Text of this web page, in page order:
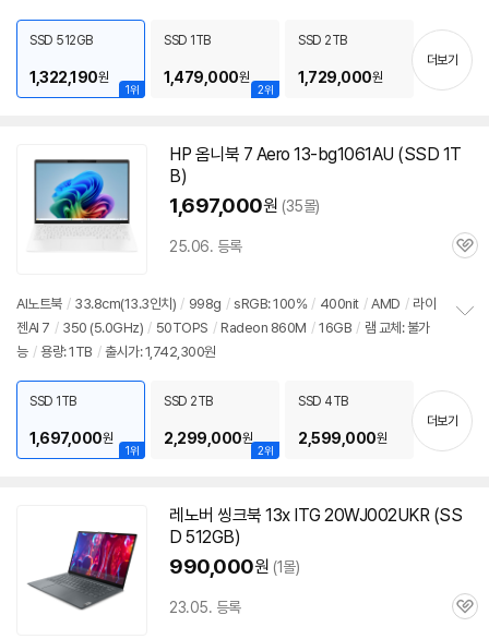
기
1위
SSD 512GB
1,322,190원
2위
SSD 1TB
1,479,000원
SSD 2TB
1,729,000원
더보기
HP 옴니북 7 Aero 13-bg1061AU (SSD 1T
B)
1,697,000원 (35몰)
25.06. 등록
관
AI노트북 / 33.8cm(13.3인치 ) / 998g / sRGB: 100% / 400nit / AMD / 라이
젠AI 7 / 350 (5.0GHz) / 50TOPS / Radeon 860M / 16GB / 램 교체: 불가
능 / 용량: 1TB / 출시가: 1,742,300원
기
1위
SSD 1TB
1,697,000원
2위
SSD 2TB
2,299,000원
SSD 4TB
2,599,000원
더보기
레노버 씽크북 13x ITG 20WJ002UKR (SS
D 512GB)
990,000원 (1몰)
23.05. 등록
관